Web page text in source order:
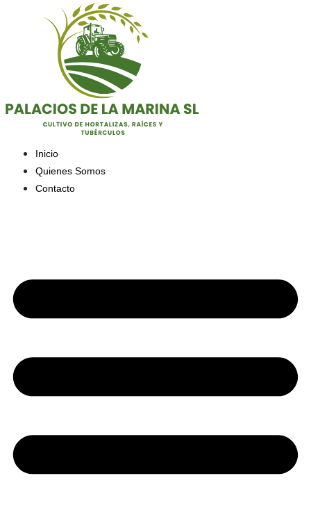
Inicio
Quienes Somos
Contacto